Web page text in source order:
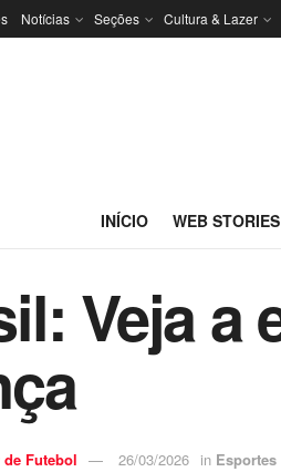
Notícias Seções Cultura & Lazer
INÍCIO WEB STORIES
Veja a
Futebol 26/03/2026 in Esportes